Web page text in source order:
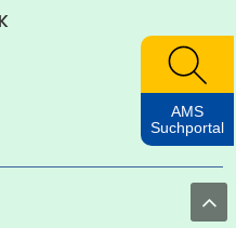
AMS
Suchportal